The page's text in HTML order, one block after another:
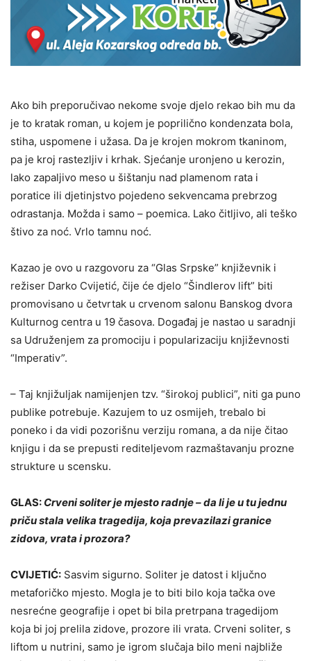
Ako bih preporučivao nekome svoje djelo rekao bih mu da
je to kratak roman, u kojem je poprilično kondenzata bola,
stiha, uspomene i užasa. Da je krojen mokrom tkaninom,
pa je kroj rastezljiv i krhak. Sjećanje uronjeno u kerozin,
lako zapaljivo meso u šištanju nad plamenom rata i
poratice ili djetinjstvo pojedeno sekvencama prebrzog
odrastanja. Možda i samo – poemica. Lako čitljivo, ali teško
štivo za noć. Vrlo tamnu noć.
Kazao je ovo u razgovoru za “Glas Srpske” književnik i
režiser Darko Cvijetić, čije će djelo “Šindlerov lift” biti
promovisano u četvrtak u crvenom salonu Banskog dvora
Kulturnog centra u 19 časova. Događaj je nastao u saradnji
sa Udruženjem za promociju i popularizaciju književnosti
“Imperativ”.
– Taj knjižuljak namijenjen tzv. “širokoj publici”, niti ga puno
publike potrebuje. Kazujem to uz osmijeh, trebalo bi
poneko i da vidi pozorišnu verziju romana, a da nije čitao
knjigu i da se prepusti rediteljevom razmaštavanju prozne
strukture u scensku.
GLAS: Crveni soliter je mjesto radnje – da li je u tu jednu
priču stala velika tragedija, koja prevazilazi granice
zidova, vrata i prozora?
CVIJETIĆ: Sasvim sigurno. Soliter je datost i ključno
metaforičko mjesto. Mogla je to biti bilo koja tačka ove
nesrećne geografije i opet bi bila pretrpana tragedijom
koja bi joj prelila zidove, prozore ili vrata. Crveni soliter, s
liftom u nutrini, samo je igrom slučaja bilo meni najbliže